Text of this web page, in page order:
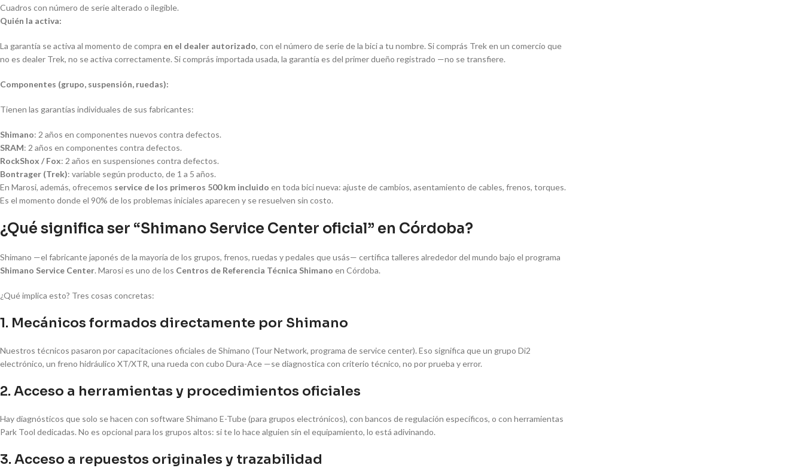
Cuadros con número de serie alterado o ilegible.
Quién la activa:
La garantía se activa al momento de compra en el dealer autorizado, con el número de serie de la bici a tu nombre. Si comprás Trek en un comercio que
no es dealer Trek, no se activa correctamente. Si comprás importada usada, la garantía es del primer dueño registrado —no se transfiere.
Componentes (grupo, suspensión, ruedas):
Tienen las garantías individuales de sus fabricantes:
Shimano: 2 años en componentes nuevos contra defectos.
SRAM: 2 años en componentes contra defectos.
RockShox / Fox: 2 años en suspensiones contra defectos.
Bontrager (Trek): variable según producto, de 1 a 5 años.
En Marosi, además, ofrecemos service de los primeros 500 km incluido en toda bici nueva: ajuste de cambios, asentamiento de cables, frenos, torques.
Es el momento donde el 90% de los problemas iniciales aparecen y se resuelven sin costo.
¿Qué significa ser “Shimano Service Center oficial” en Córdoba?
Shimano —el fabricante japonés de la mayoría de los grupos, frenos, ruedas y pedales que usás— certifica talleres alrededor del mundo bajo el programa
Shimano Service Center. Marosi es uno de los Centros de Referencia Técnica Shimano en Córdoba.
¿Qué implica esto? Tres cosas concretas:
1. Mecánicos formados directamente por Shimano
Nuestros técnicos pasaron por capacitaciones oficiales de Shimano (Tour Network, programa de service center). Eso significa que un grupo Di2
electrónico, un freno hidráulico XT/XTR, una rueda con cubo Dura-Ace —se diagnostica con criterio técnico, no por prueba y error.
2. Acceso a herramientas y procedimientos oficiales
Hay diagnósticos que solo se hacen con software Shimano E-Tube (para grupos electrónicos), con bancos de regulación específicos, o con herramientas
Park Tool dedicadas. No es opcional para los grupos altos: si te lo hace alguien sin el equipamiento, lo está adivinando.
3. Acceso a repuestos originales y trazabilidad